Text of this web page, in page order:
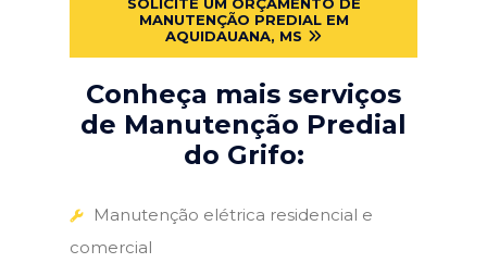
MANUTENÇÃO PREDIAL EM
AQUIDAUANA, MS
Conheça mais serviços
de Manutenção Predial
do Grifo:
Manutenção elétrica residencial e
comercial